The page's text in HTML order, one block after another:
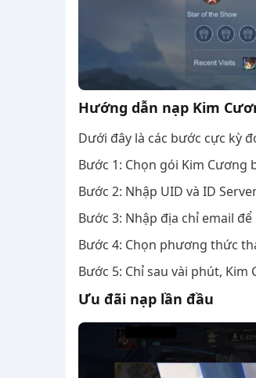
Hướng dẫn nạp Kim
Dưới đây là các bước cực kỳ
Bước 1: Chọn gói Kim Cương
Bước 2: Nhập UID và ID
Bước 3: Nhập địa chỉ email
Bước 4: Chọn phương thức
Bước 5: Chỉ sau vài phút,
Ưu đãi nạp lần đầu